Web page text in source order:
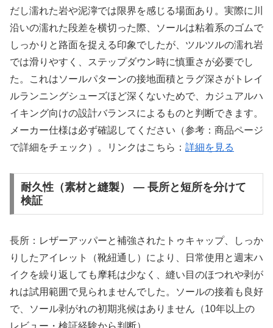
だし濡れた岩や泥濘では限界を感じる場面あり。実際に川
沿いの濡れた段差を横切った際、ソールは粘着系のゴムで
しっかりと路面を捉える印象でしたが、ツルツルの濡れ岩
では滑りやすく、ステップダウン時に慎重さが必要でし
た。これはソールパターンの接地面積とラグ深さがトレイ
ルランニングシューズほど深くないためで、カジュアルハ
イキング向けの設計バランスによるものと判断できます。
メーカー仕様は必ず確認してください（参考：商品ページ
で詳細をチェック）。リンクはこちら： 詳細を見る
耐久性（素材と縫製） — 長所と短所を分けて
検証
長所：レザーアッパーと補強されたトゥキャップ、しっか
りしたアイレット（靴紐通し）により、日常使用と週末ハ
イクを繰り返しても摩耗は少なく、縫い目のほつれや剥が
れは試用範囲で見られませんでした。ソールの接着も良好
で、ソール剥がれの初期兆候はありません（10年以上の